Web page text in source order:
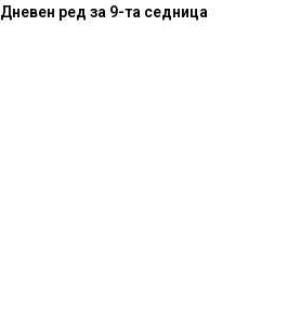
Дневен ред за 9-та седница